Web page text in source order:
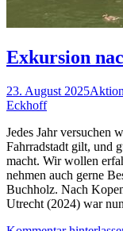
Exkursion
23. August 2025
Eckhoff
Jedes Jahr versuchen
Fahrradstadt gilt, und
macht. Wir wollen
nehmen auch gerne
Buchholz. Nach
Utrecht (2024) war